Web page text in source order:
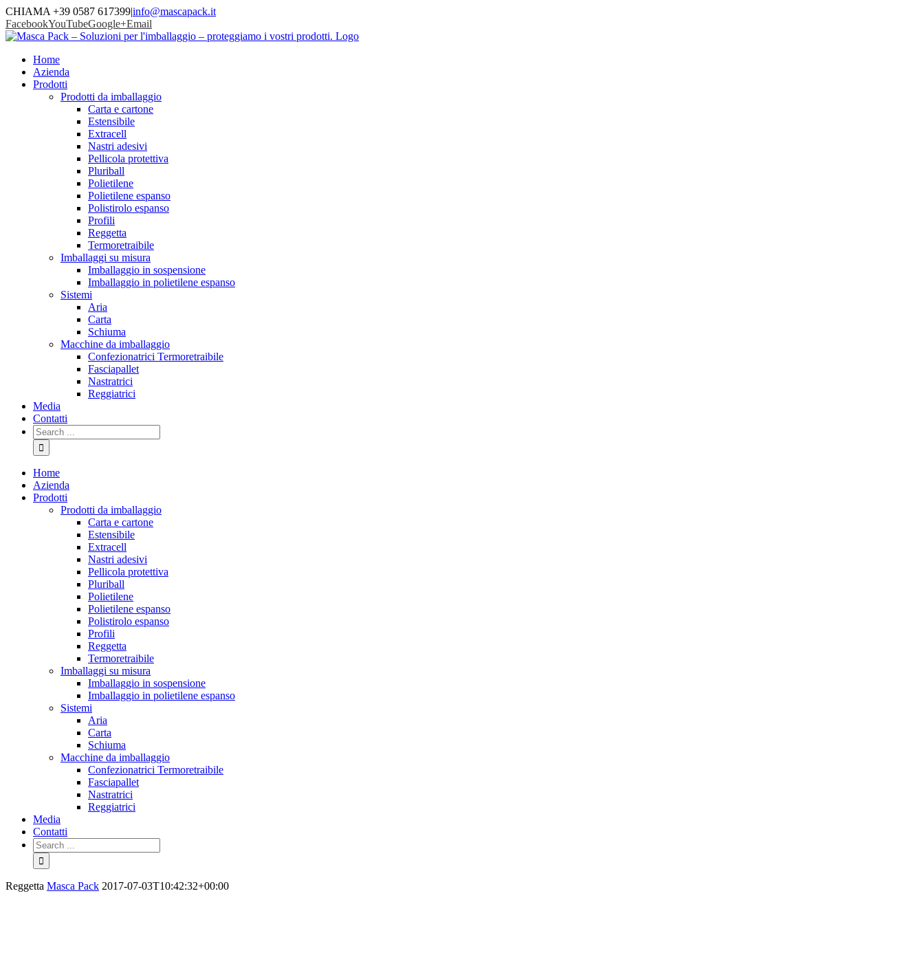
CHIAMA +39 0587 617399|info@mascapack.it
FacebookYouTubeGoogle+Email
Home
Azienda
Prodotti
Prodotti da imballaggio
Carta e cartone
Estensibile
Extracell
Nastri adesivi
Pellicola protettiva
Pluriball
Polietilene
Polietilene espanso
Polistirolo espanso
Profili
Reggetta
Termoretraibile
Imballaggi su misura
Imballaggio in sospensione
Imballaggio in polietilene espanso
Sistemi
Aria
Carta
Schiuma
Macchine da imballaggio
Confezionatrici Termoretraibile
Fasciapallet
Nastratrici
Reggiatrici
Media
Contatti
Home
Azienda
Prodotti
Prodotti da imballaggio
Carta e cartone
Estensibile
Extracell
Nastri adesivi
Pellicola protettiva
Pluriball
Polietilene
Polietilene espanso
Polistirolo espanso
Profili
Reggetta
Termoretraibile
Imballaggi su misura
Imballaggio in sospensione
Imballaggio in polietilene espanso
Sistemi
Aria
Carta
Schiuma
Macchine da imballaggio
Confezionatrici Termoretraibile
Fasciapallet
Nastratrici
Reggiatrici
Media
Contatti
Reggetta Masca Pack 2017-07-03T10:42:32+00:00